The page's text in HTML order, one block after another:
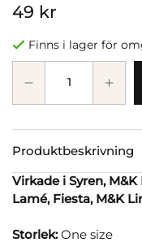
49 kr
Finns i lager för
Produktbeskrivning
Virkade i Syren,
Lamé, Fiesta, M&K
Storlek:One size